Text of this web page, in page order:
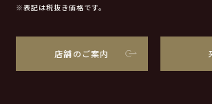
※表記は税抜き価格です。
店舗のご案内